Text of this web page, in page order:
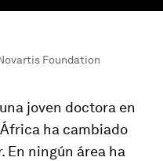
Foundation
joven doctora en
ha cambiado
En ningún área ha